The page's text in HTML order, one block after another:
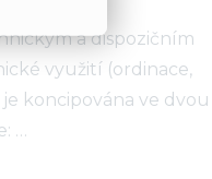
a dispozičním
využití (ordinace,
koncipována ve dvou
…